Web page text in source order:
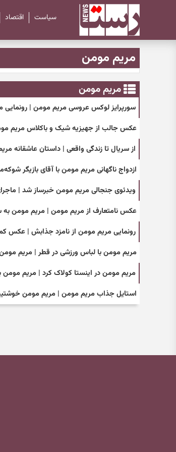
سیاست اقتصاد
مریم مومن
مریم مومن
سورپرایز لوکس عروسی مریم مومن |
عکس جالب از جهیزیه شیک و باکلاس مریم
از سریال تا زندگی واقعی | داستان عاشقانه
ازدواج ناگهانی مریم مومن با آقای بازیگر
ویدئوی جنجالی مریم مومن خبرساز شد |
عکس نامتعارف از مریم مومن | مریم مومن به
رونمایی مریم مومن از نامزد جذابش | عکس
مریم مومن با لباس ورزشی در قطر | مریم
مریم مومن در اینستا کولاک کرد | مریم
استایل جذاب مریم مومن | مریم مومن